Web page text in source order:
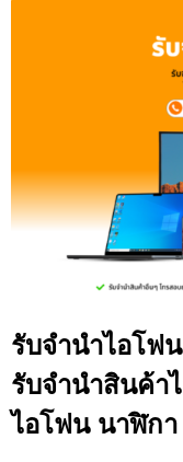
รับจำนำไอโฟ
รับจำนำสินค้า
ไอโฟน นาฬิก